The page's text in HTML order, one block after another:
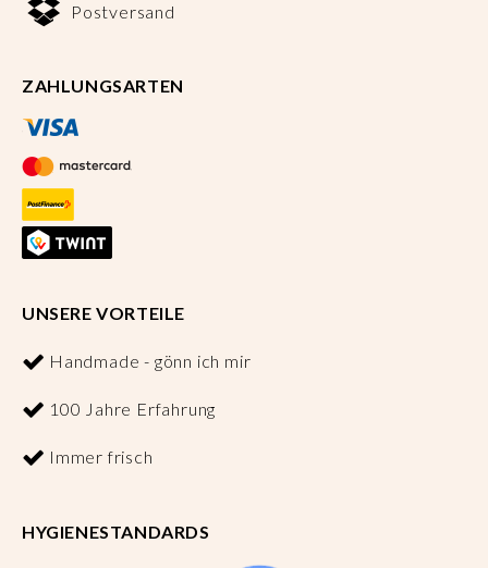
Postversand
ZAHLUNGSARTEN
UNSERE VORTEILE
Handmade - gönn ich mir
100 Jahre Erfahrung
Immer frisch
HYGIENESTANDARDS